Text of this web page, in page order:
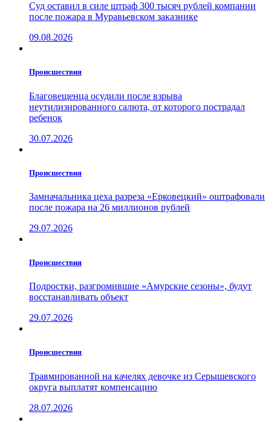
Суд оставил в силе штраф 300 тысяч рублей компании
после пожара в Муравьевском заказнике
09.08.2026
Проиcшествия
Благовещенца осудили после взрыва
неутилизированного салюта, от которого пострадал
ребенок
30.07.2026
Проиcшествия
Замначальника цеха разреза «Ерковецкий» оштрафовали
после пожара на 26 миллионов рублей
29.07.2026
Проиcшествия
Подростки, разгромившие «Амурские сезоны», будут
восстанавливать объект
29.07.2026
Проиcшествия
Травмированной на качелях девочке из Серышевского
округа выплатят компенсацию
28.07.2026